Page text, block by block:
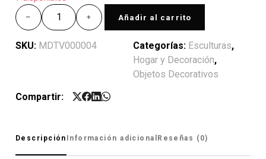
Añadir al carrito
SKU: MDTV000004 Categorías: Esculturas,
Hogar y Decoración,
Objetos Decorativos
Compartir:
Descripción Información adicional Reseñas (0)